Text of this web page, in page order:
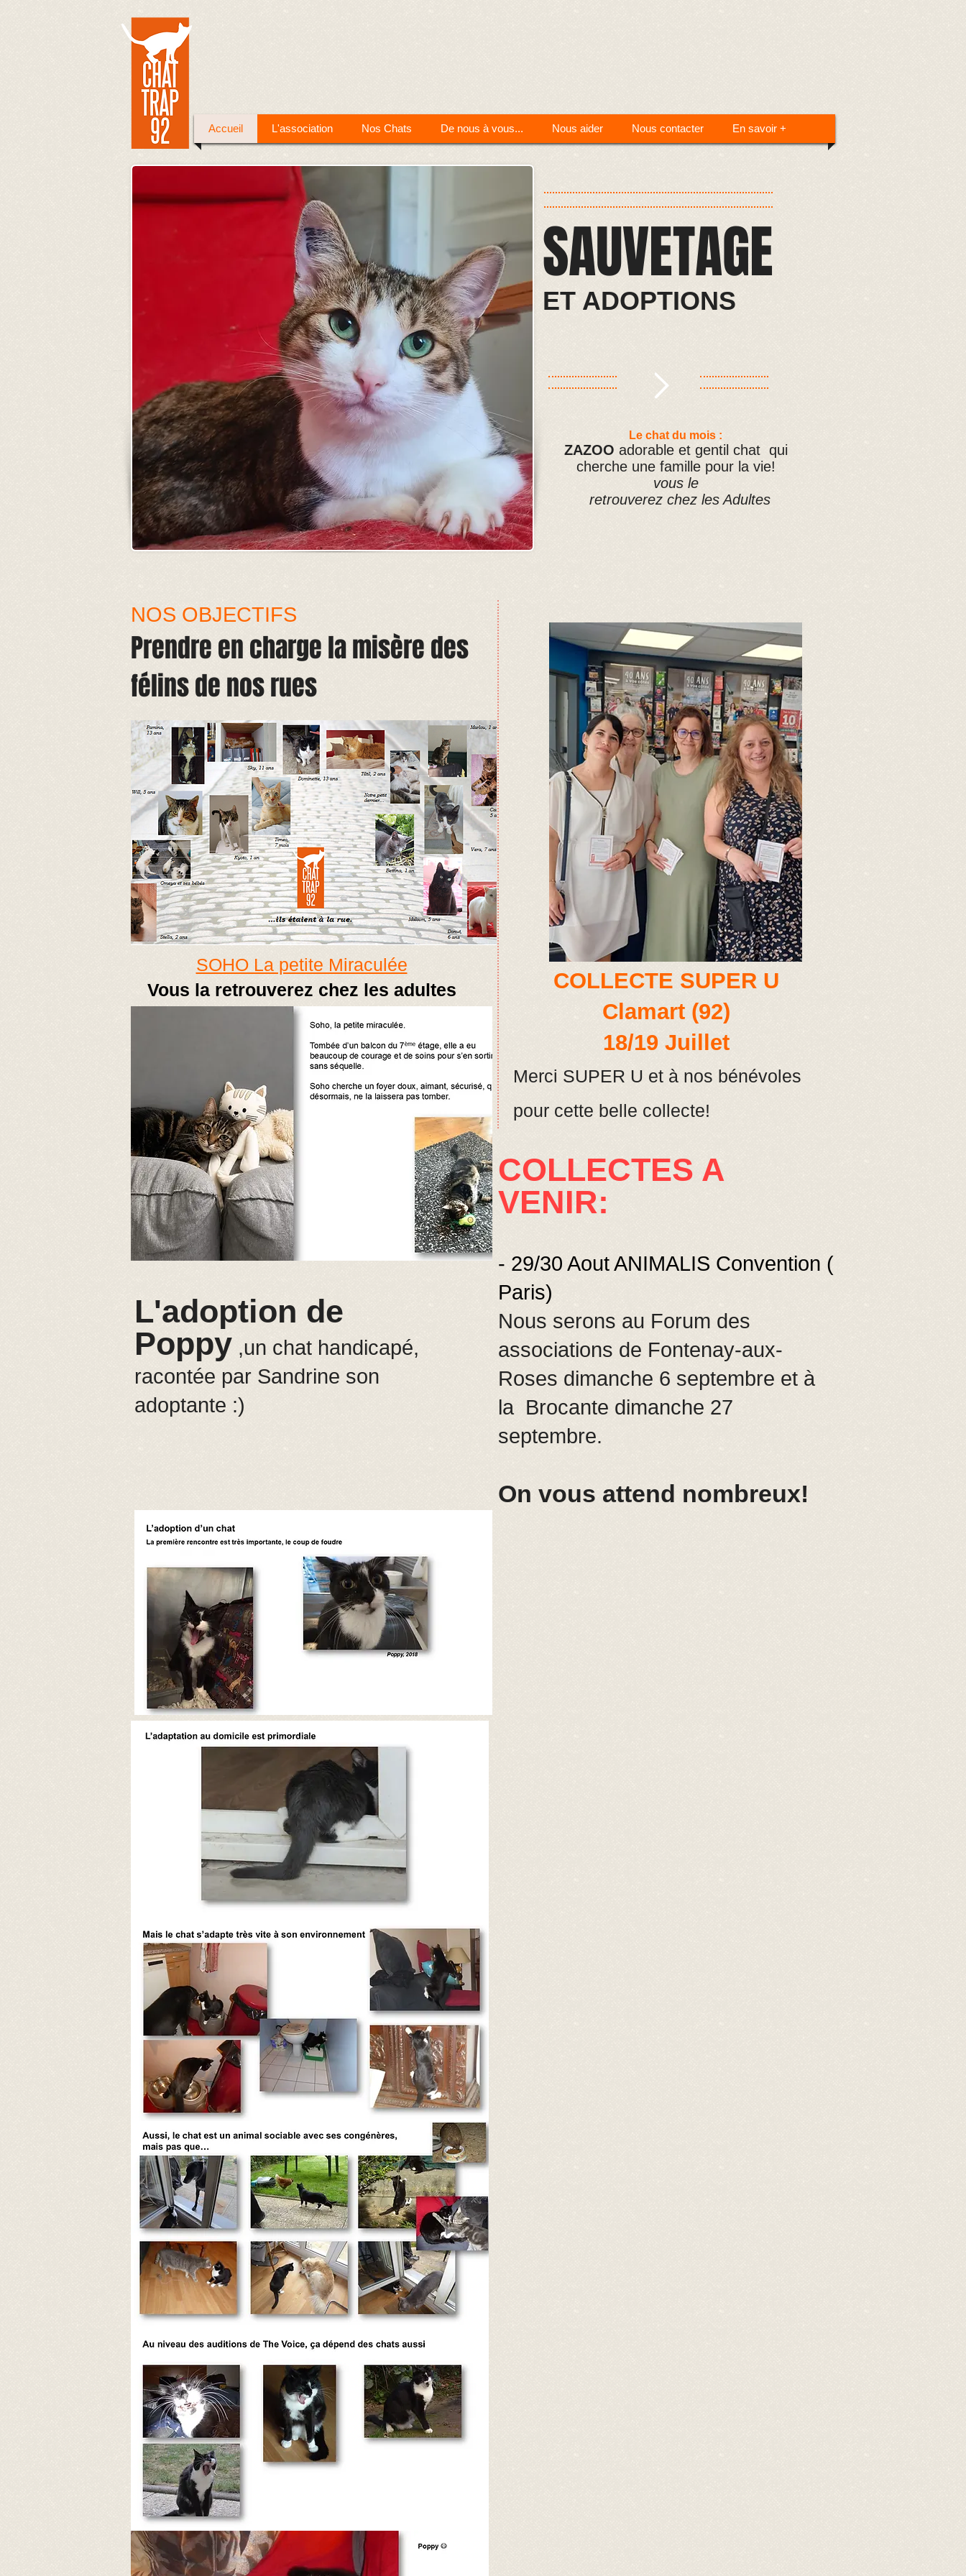
Accueil L'association Nos Chats De nous à vous... Nous aider Nous contacter En savoir +
SAUVETAGE
ET ADOPTIONS
Le chat du mois :
ZAZOO adorable et gentil chat qui
cherche une famille pour la vie!
vous le
retrouverez chez les Adultes
NOS OBJECTIFS
Prendre en charge la misère des
félins de nos rues
SOHO La petite Miraculée
Vous la retrouverez chez les adultes
L'adoption de
Poppy ,un chat handicapé,
racontée par Sandrine son
adoptante :)
COLLECTE SUPER U
Clamart (92)
18/19 Juillet
Merci SUPER U et à nos bénévoles
pour cette belle collecte!
COLLECTES A
VENIR:
- 29/30 Aout ANIMALIS Convention (
Paris)
Nous serons au Forum des
associations de Fontenay-aux-
Roses dimanche 6 septembre et à
la Brocante dimanche 27
septembre.
On vous attend nombreux!